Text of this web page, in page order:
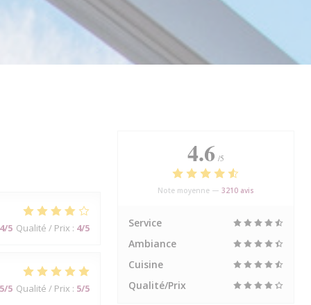
4/5 Qualité / Prix : 4/5
5/5 Qualité / Prix : 5/5
4.6 /5
Note moyenne — 3210 avis
Service
Ambiance
Cuisine
Qualité/Prix